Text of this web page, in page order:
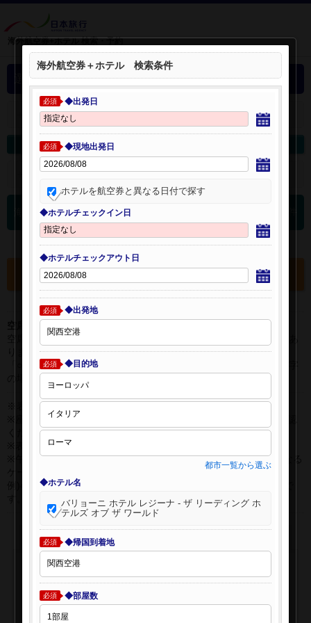
海外航空券+ホテル 検索・予約
選択中の海外航空券+ホテル
選択中の航空券・ホテルを開く：
海外航空券を変更
検索条件を開く：
海外航空券 検索結果
選択中の航空券・ホテルを確認する
空席表示について：
空席状況は常に変更しますので、現在の空席を保証するものではあ
りません。
「○」は過去24時間以内に十分な空席が確認できた商品です。 数字
の場合は、現時点で座席数が少ない商品です。
※表示金額はオンライン予約時の金額です。
※座席クラスはご利用区間毎に異なる場合があります。必ずご確認
ください。
※表示時間はすべて現地時間・24時間表示です。
※午前0時以降に出発する深夜便について、搭乗日をお間違えになる
例)4月8日00：30出発の場合、搭乗手続きは4月7日22:30が目安で
海外航空券＋ホテル 検索条件
必須 ◆出発日
必須 ◆現地出発日
ホテルを航空券と異なる日付で探す
◆ホテルチェックイン日
◆ホテルチェックアウト日
必須 ◆出発地
必須 ◆目的地
都市一覧から選ぶ
◆ホテル名
バリョーニ ホテル レジーナ - ザ リーディング ホ
テルズ オブ ザ ワールド
必須 ◆帰国到着地
必須 ◆部屋数